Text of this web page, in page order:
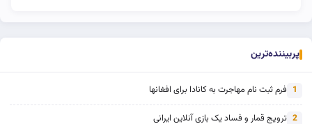
پربیننده‌ترین
1 فرم ثبت نام مهاجرت به کانادا برای افغانها
2 ترویج قمار و فساد یک بازی آنلاین ایرانی